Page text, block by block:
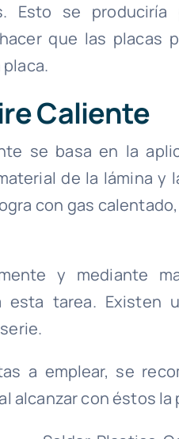
Esto se
que las placas
Caliente
se basa en la
de la lámina y
con gas
y mediante
esta tarea. Existen
a emplear, se
alcanzar con éstos